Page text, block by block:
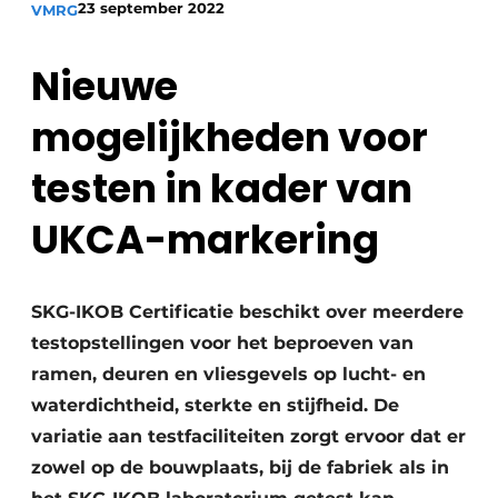
Podcasts
Vacature aanmelden
Vacatures
Video’s
VMRG23 september 2022
Nieuwe
mogelijkheden voor
testen in kader van
UKCA-markering
SKG-IKOB Certificatie beschikt over meerdere
testopstellingen voor het beproeven van
ramen, deuren en vliesgevels op lucht- en
waterdichtheid, sterkte en stijfheid. De
variatie aan testfaciliteiten zorgt ervoor dat er
zowel op de bouwplaats, bij de fabriek als in